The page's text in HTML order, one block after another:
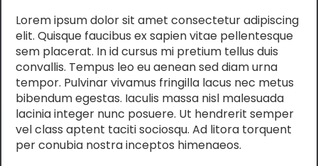
Lorem ipsum dolor sit amet consectetur adipiscing
elit. Quisque faucibus ex sapien vitae pellentesque
sem placerat. In id cursus mi pretium tellus duis
convallis. Tempus leo eu aenean sed diam urna
tempor. Pulvinar vivamus fringilla lacus nec metus
bibendum egestas. Iaculis massa nisl malesuada
lacinia integer nunc posuere. Ut hendrerit semper
vel class aptent taciti sociosqu. Ad litora torquent
per conubia nostra inceptos himenaeos.